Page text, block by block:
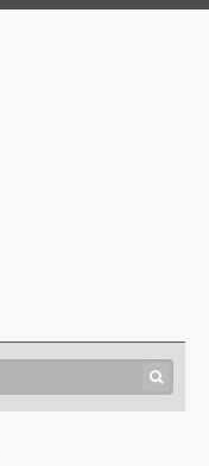
, 1969-01-01 - 1995-12-31
00-00
04-01 - 1974-08-31